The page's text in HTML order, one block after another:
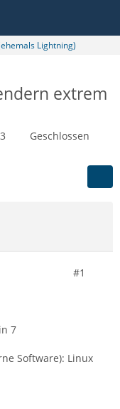
Lightning)
extrem
Geschlossen
#1
7
Software): Linux